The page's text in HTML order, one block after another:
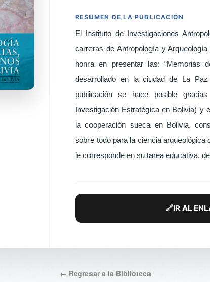
RESUMEN DE LA PUBLICACIÓN
El Instituto de Investigaciones
carreras de Antropología y
honra en presentar las: “Memorias
desarrollado en la ciudad de La
publicación se hace posible
Investigación Estratégica en Bolivia) y
la cooperación sueca en Bolivia,
sobre todo para la ciencia arqueológica
le corresponde en su tarea educativa,
🔗IR AL
← Regresar a la Biblioteca